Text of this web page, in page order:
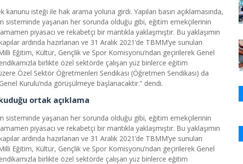
isteği ile hak arama yoluna girdi. Yapılan basın açıklamasında,
sisteminde yaşanan her sorunda olduğu gibi, eğitim emekçilerinin
piyasacı ve rekabetçi bir mantıkla yaklaşmıştır. Bu yaklaşımın
ardında hazırlanan ve 31 Aralık 2021’de TBMM’ye sunulan
Eğitim, Kültür, Gençlik ve Spor Komisyonu’ndan geçirilerek Genel
birlikte özel sektörde çalışan yüz binlerce eğitim
Özel Sektör Öğretmenleri Sendikası (Öğretmen Sendikası) da
Kurulu’nda görüşülmeye başlanacaktır.” dendi.
ortak açıklama
sisteminde yaşanan her sorunda olduğu gibi, eğitim emekçilerinin
piyasacı ve rekabetçi bir mantıkla yaklaşmıştır. Bu yaklaşımın
ardında hazırlanan ve 31 Aralık 2021’de TBMM’ye sunulan
Eğitim, Kültür, Gençlik ve Spor Komisyonu’ndan geçirilerek Genel
birlikte özel sektörde çalışan yüz binlerce eğitim